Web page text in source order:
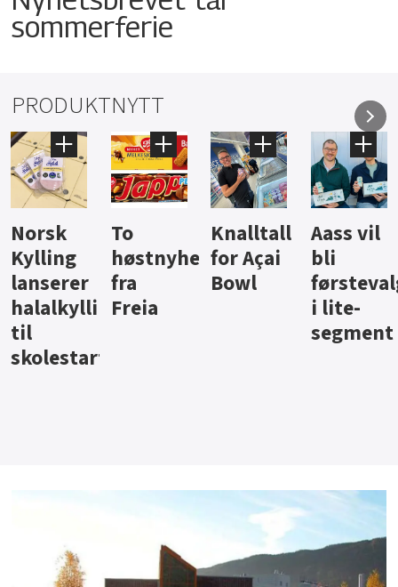
sommerferie
PRODUKTNYTT
Knalltall
for Açai
Bowl
Aass vil
bli
førstevalg
i lite-
Brus og
jus fra
Berentsen
Hard
iste fra
Hansa